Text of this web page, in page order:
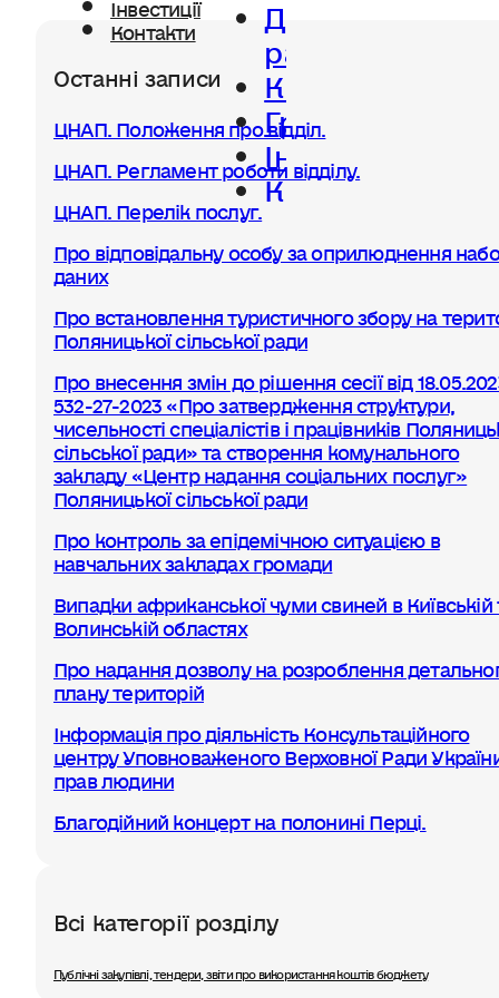
Контакти Діяльність
ради
Керівництво
Громада
Інвестиції
Контакти
Останні записи
ЦНАП. Положення про відділ.
ЦНАП. Регламент роботи відділу.
ЦНАП. Перелік послуг.
Про відповідальну особу за оприлюднення
даних
Про встановлення туристичного збору на
Поляницької сільської ради
Про внесення змін до рішення сесії від
532-27-2023 «Про затвердження структури,
чисельності спеціалістів і працівників
сільської ради» та створення комунального
закладу «Центр надання соціальних послуг»
Поляницької сільської ради
Про контроль за епідемічною ситуацією в
навчальних закладах громади
Випадки африканської чуми свиней в Київській
Волинській областях
Про надання дозволу на розроблення
плану територій
Інформація про діяльність Консультаційного
центру Уповноваженого Верховної Ради
прав людини
Благодійний концерт на полонині Перці.
Всі категорії розділу
Публічні закупівлі, тендери, звіти про використання коштів бюджету